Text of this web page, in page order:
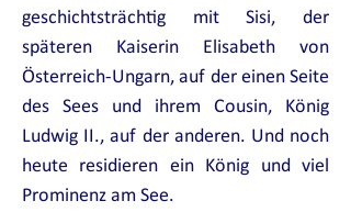
geschichtsträchtig mit Sisi, der
späteren Kaiserin Elisabeth von
Österreich-Ungarn, auf der einen Seite
des Sees und ihrem Cousin, König
Ludwig II., auf der anderen. Und noch
heute residieren ein König und viel
Prominenz am See.